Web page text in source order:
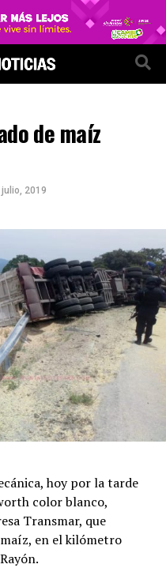
de maíz
2019
hoy por la tarde
color blanco,
Transmar, que
en el kilómetro